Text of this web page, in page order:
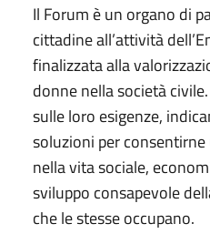
Il Forum è un organo di
cittadine all’attività
finalizzata alla
donne nella società
sulle loro esigenze,
soluzioni per
nella vita sociale,
sviluppo consapevole
che le stesse occupano.